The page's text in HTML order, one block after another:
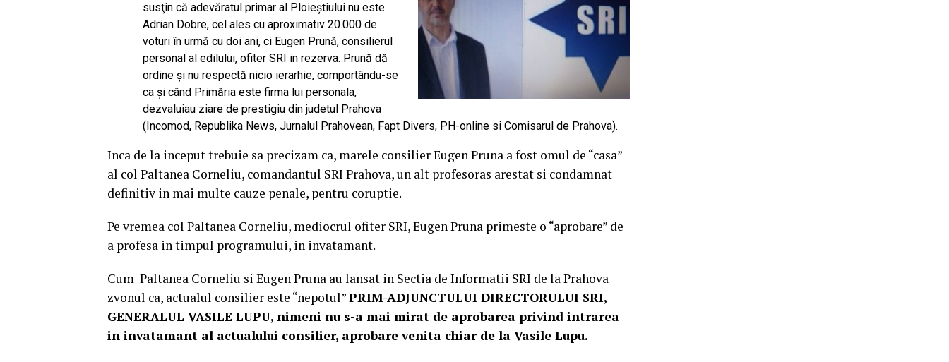
susţin că adevăratul primar al Ploieştiului nu este
Adrian Dobre, cel ales cu aproximativ 20.000 de
voturi în urmă cu doi ani, ci Eugen Prună, consilierul
personal al edilului, ofiter SRI in rezerva. Prună dă
ordine şi nu respectă nicio ierarhie, comportându-se
ca şi când Primăria este firma lui personala,
dezvaluiau ziare de prestigiu din judetul Prahova
(Incomod, Republika News, Jurnalul Prahovean, Fapt Divers, PH-online si Comisarul de Prahova).
Inca de la inceput trebuie sa precizam ca, marele consilier Eugen Pruna a fost omul de “casa”
al col Paltanea Corneliu, comandantul SRI Prahova, un alt profesoras arestat si condamnat
definitiv in mai multe cauze penale, pentru coruptie.
Pe vremea col Paltanea Corneliu, mediocrul ofiter SRI, Eugen Pruna primeste o “aprobare” de
a profesa in timpul programului, in invatamant.
Cum Paltanea Corneliu si Eugen Pruna au lansat in Sectia de Informatii SRI de la Prahova
zvonul ca, actualul consilier este “nepotul”PRIM-ADJUNCTULUI DIRECTORULUI SRI,
GENERALUL VASILE LUPU, nimeni nu s-a mai mirat de aprobarea privind intrarea
in invatamant al actualului consilier, aprobare venita chiar de la Vasile Lupu.